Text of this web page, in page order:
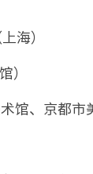
海）
馆、京都市